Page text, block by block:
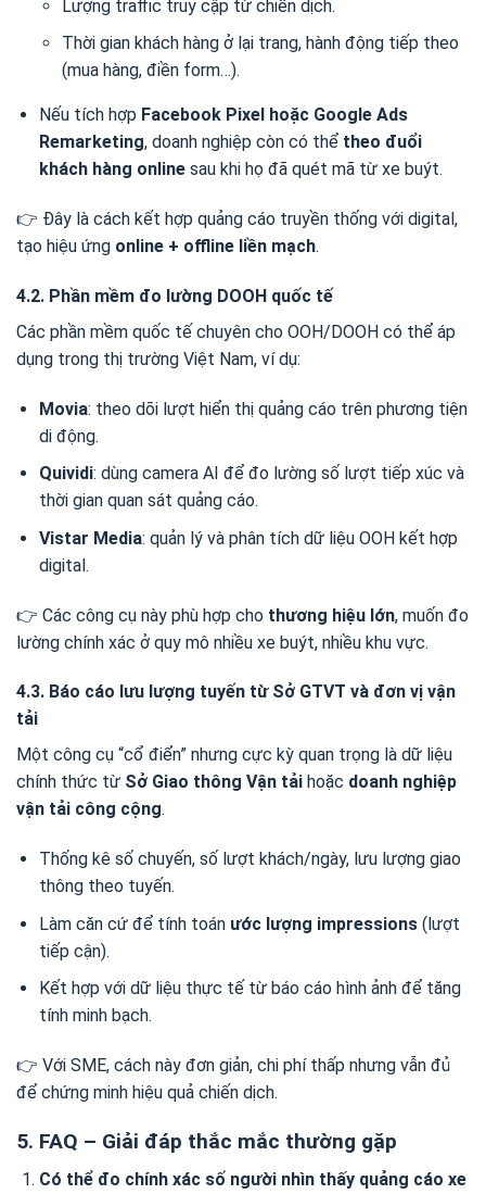
Lượng traffic truy cập từ chiến dịch.
Thời gian khách hàng ở lại trang, hành động tiếp theo
(mua hàng, điền form…).
Nếu tích hợp Facebook Pixel hoặc Google Ads
Remarketing, doanh nghiệp còn có thể theo đuổi
khách hàng onlinesau khi họ đã quét mã từ xe buýt.
👉 Đây là cách kết hợp quảng cáo truyền thống với digital,
tạo hiệu ứng online + offline liền mạch.
4.2. Phần mềm đo lường DOOH quốc tế
Các phần mềm quốc tế chuyên cho OOH/DOOH có thể áp
dụng trong thị trường Việt Nam, ví dụ:
Movia: theo dõi lượt hiển thị quảng cáo trên phương tiện
di động.
Quividi: dùng camera AI để đo lường số lượt tiếp xúc và
thời gian quan sát quảng cáo.
Vistar Media: quản lý và phân tích dữ liệu OOH kết hợp
digital.
👉 Các công cụ này phù hợp cho thương hiệu lớn, muốn đo
lường chính xác ở quy mô nhiều xe buýt, nhiều khu vực.
4.3. Báo cáo lưu lượng tuyến từ Sở GTVT và đơn vị vận
tải
Một công cụ “cổ điển” nhưng cực kỳ quan trọng là dữ liệu
chính thức từ Sở Giao thông Vận tải hoặc doanh nghiệp
vận tải công cộng.
Thống kê số chuyến, số lượt khách/ngày, lưu lượng giao
thông theo tuyến.
Làm căn cứ để tính toán ước lượng impressions(lượt
tiếp cận).
Kết hợp với dữ liệu thực tế từ báo cáo hình ảnh để tăng
tính minh bạch.
👉 Với SME, cách này đơn giản, chi phí thấp nhưng vẫn đủ
để chứng minh hiệu quả chiến dịch.
5. FAQ – Giải đáp thắc mắc thường gặp
Có thể đo chính xác số người nhìn thấy quảng cáo xe